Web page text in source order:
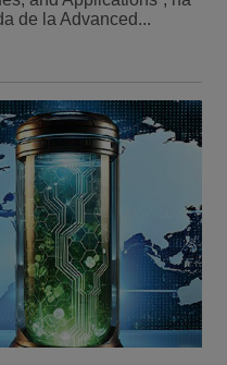
de la Advanced...